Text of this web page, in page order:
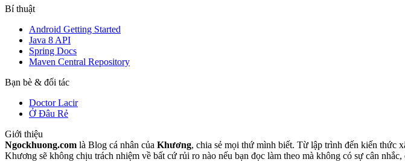
Bí thuật
Android Getting Started
Java 8 API
Spring Docs
Maven Central Repository
Bạn bè & đối tác
Doctor Lacir
Ở Đâu Rẻ
Giới thiệu
Ngockhuong.com là Blog cá nhân của Khương, chia sẻ mọi thứ mình biết. Từ lập trình đến kiến thức
Khương sẽ không chịu trách nhiệm về bất cứ rủi ro nào nếu bạn đọc làm theo mà không có sự cân nhắc,